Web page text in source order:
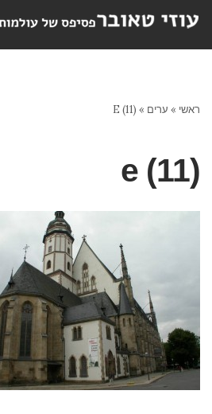
ראשי » ערים »
E (11)
e (11)